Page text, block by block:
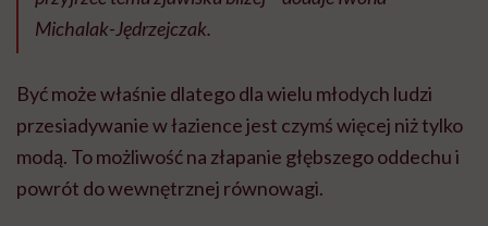
Michalak-Jędrzejczak.
Być może właśnie dlatego dla wielu młodych ludzi
przesiadywanie w łazience jest czymś więcej niż tylko
modą. To możliwość na złapanie głębszego oddechu i
powrót do wewnętrznej równowagi.